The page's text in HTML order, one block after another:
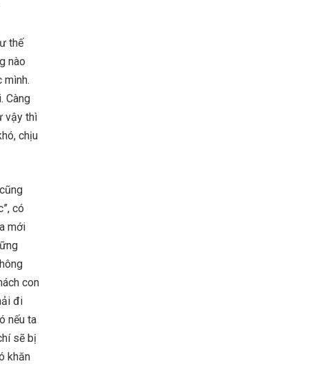
thế
nào
mình.
Càng
vậy thì
chịu
có
mới
con
đi
nếu ta
sẽ bị
khăn